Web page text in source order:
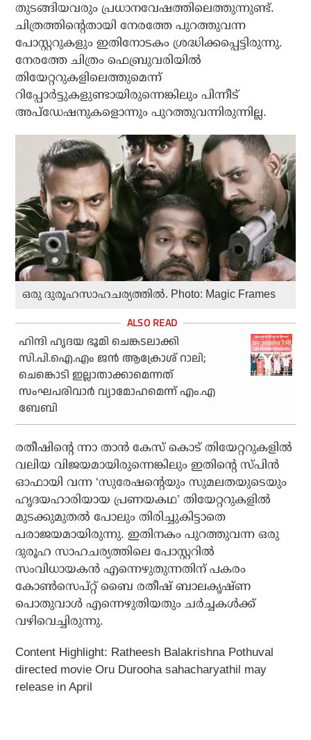
തുടങ്ങിയവരും പ്രധാനവേഷത്തിലെത്തുന്നുണ്ട്.
ചിത്രത്തിന്റെതായി നേരത്തേ പുറത്തുവന്ന
പോസ്റ്ററുകളും ഇതിനോടകം ശ്രദ്ധിക്കപ്പെട്ടിരുന്നു.
നേരത്തേ ചിത്രം ഫെബ്രുവരിയില്‍
തിയേറ്ററുകളിലെത്തുമെന്ന്
റിപ്പോര്‍ട്ടുകളുണ്ടായിരുന്നെങ്കിലും പിന്നീട്
അപ്‌ഡേഷനുകളൊന്നും പുറത്തുവന്നിരുന്നില്ല.
ഒരു ദുരൂഹസാഹചര്യത്തില്‍. Photo: Magic Frames
ഹിന്ദി ഹൃദയ ഭൂമി ചെങ്കടലാക്കി
സി.പി.ഐ.എം ജൻ ആക്രോശ് റാലി;
ചെങ്കൊടി ഇല്ലാതാക്കാമെന്നത്
സംഘപരിവാർ വ്യാമോഹമെന്ന് എം.എ
ബേബി
രതീഷിന്റെ ന്നാ താന്‍ കേസ് കൊട് തിയേറ്ററുകളില്‍
വലിയ വിജയമായിരുന്നെങ്കിലും ഇതിന്റെ സ്പിന്‍
ഓഫായി വന്ന ‘സുരേഷന്റെയും സുമലതയുടെയും
ഹൃദയഹാരിയായ പ്രണയകഥ’ തിയേറ്ററുകളില്‍
മുടക്കുമുതല്‍ പോലും തിരിച്ചുകിട്ടാതെ
പരാജയമായിരുന്നു. ഇതിനകം പുറത്തുവന്ന ഒരു
ദുരൂഹ സാഹചര്യത്തിലെ പോസ്റ്ററില്‍
സംവിധായകന്‍ എന്നെഴുതുന്നതിന് പകരം
കോണ്‍സെപ്റ്റ് ബൈ രതീഷ് ബാലകൃഷ്ണ
പൊതുവാള്‍ എന്നെഴുതിയതും ചര്‍ച്ചകള്‍ക്ക്
വഴിവെച്ചിരുന്നു.
Content Highlight: Ratheesh Balakrishna Pothuval
directed movie Oru Durooha sahacharyathil may
release in April